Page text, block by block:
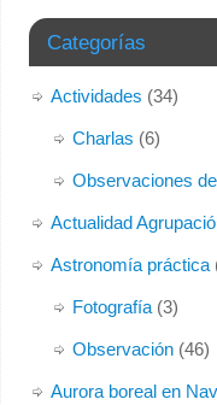
Categorías
Actividades (34)
Charlas (6)
Observaciones
Actualidad
Astronomía práctica
Fotografía(3)
Observación(46)
Aurora boreal en